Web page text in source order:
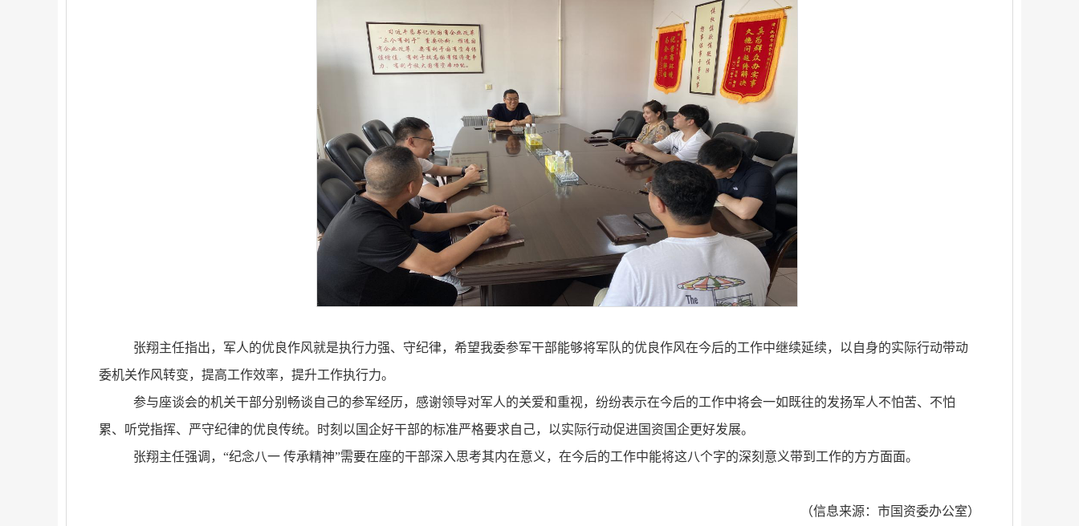
张翔主任指出，军人的优良作风就是执行力强、守纪律，希望我委参军干部能够将军队的优良作风在今后的工作中继续延续，以自身的实际行动带动
委机关作风转变，提高工作效率，提升工作执行力。
参与座谈会的机关干部分别畅谈自己的参军经历，感谢领导对军人的关爱和重视，纷纷表示在今后的工作中将会一如既往的发扬军人不怕苦、不怕
累、听党指挥、严守纪律的优良传统。时刻以国企好干部的标准严格要求自己，以实际行动促进国资国企更好发展。
张翔主任强调， “纪念八一 传承精神”需要在座的干部深入思考其内在意义，在今后的工作中能将这八个字的深刻意义带到工作的方方面面。
（信息来源：市国资委办公室）